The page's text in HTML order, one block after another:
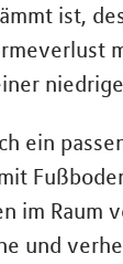
ist,
ein
im Raum
und